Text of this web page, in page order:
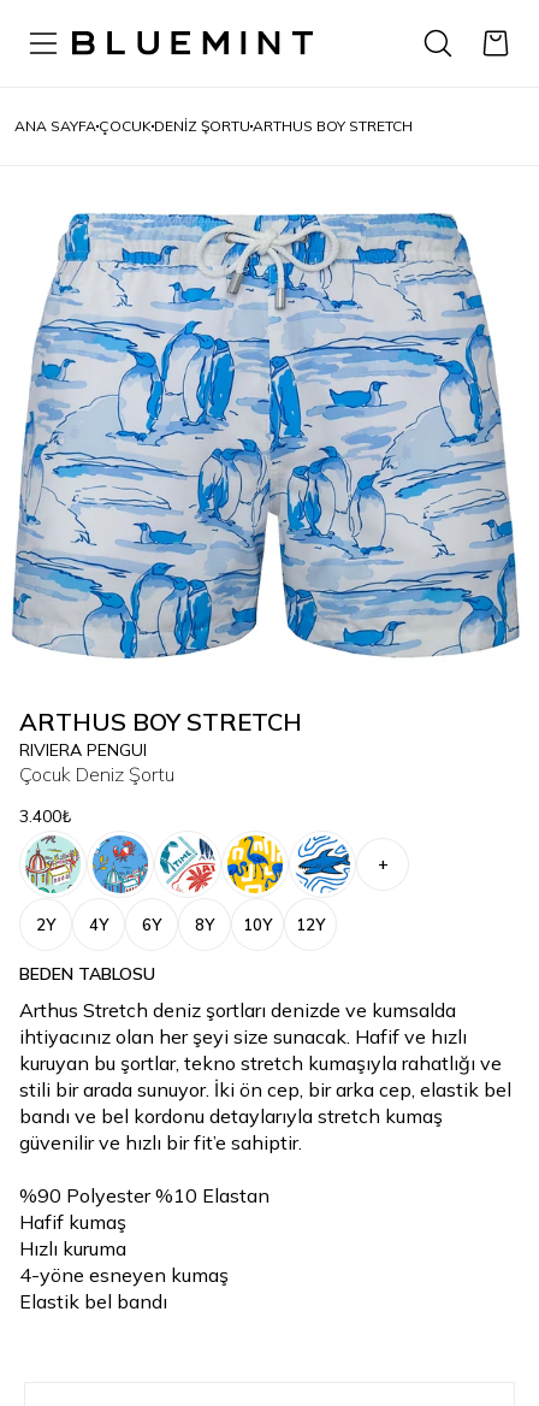
ANA SAYFA ÇOCUK DENIZ ŞORTU ARTHUS BOY STRETCH
ARTHUS BOY STRETCH
RIVIERA PENGUI
Çocuk Deniz Şortu
3.400₺
+
2Y 4Y 6Y 8Y 10Y 12Y
BEDEN TABLOSU
Arthus Stretch deniz şortları denizde ve kumsalda
ihtiyacınız olan her şeyi size sunacak. Hafif ve hızlı
kuruyan bu şortlar, tekno stretch kumaşıyla rahatlığı ve
stili bir arada sunuyor. İki ön cep, bir arka cep, elastik bel
bandı ve bel kordonu detaylarıyla stretch kumaş
güvenilir ve hızlı bir fit’e sahiptir.
%90 Polyester %10 Elastan
Hafif kumaş
Hızlı kuruma
4-yöne esneyen kumaş
Elastik bel bandı